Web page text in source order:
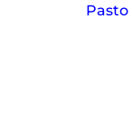
Pasto